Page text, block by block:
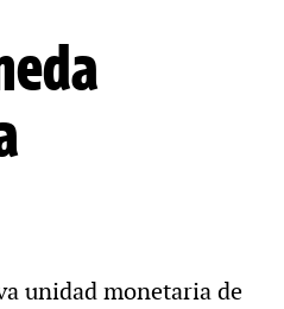
unidad monetaria de